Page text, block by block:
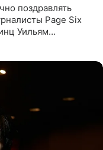
поздравлять
Page Six
Уильям